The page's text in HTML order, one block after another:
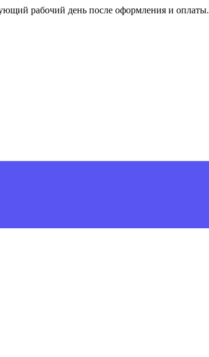
рабочий день после оформления и оплаты.